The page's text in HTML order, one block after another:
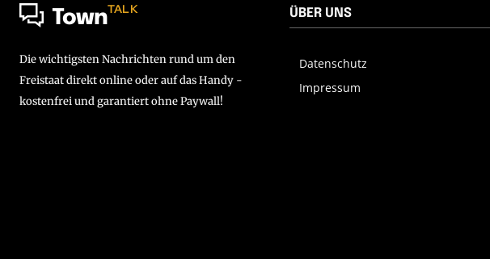
TownTALK
Die wichtigsten Nachrichten rund um den
Freistaat direkt online oder auf das Handy -
kostenfrei und garantiert ohne Paywall!
ÜBER UNS
Datenschutz
Impressum